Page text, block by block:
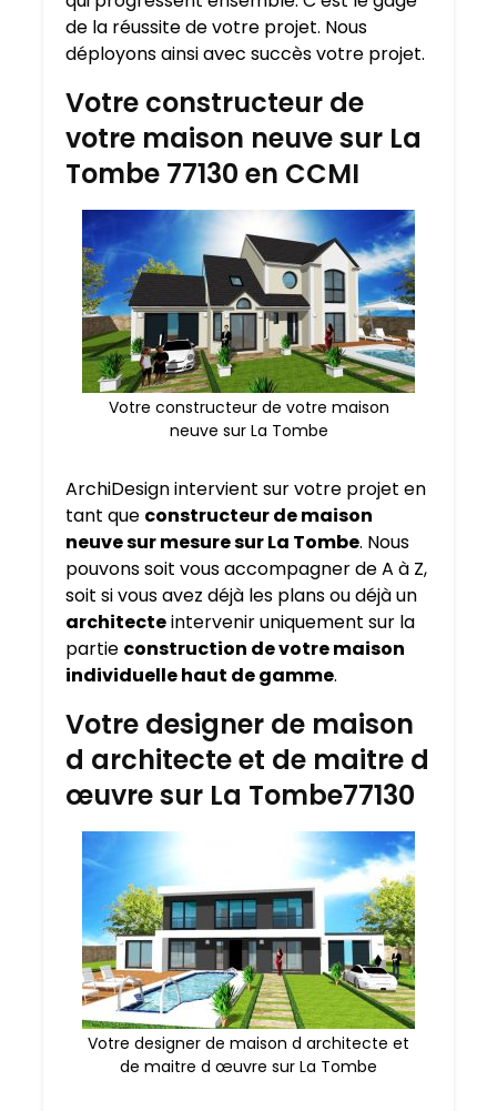
de la réussite de votre projet. Nous
déployons ainsi avec succès votre projet.
Votre constructeur de
votre maison neuve sur La
Tombe 77130 en CCMI
Votre constructeur de votre maison
neuve sur La Tombe
ArchiDesign intervient sur votre projet en
tant que constructeur de maison
neuve sur mesure surLa Tombe. Nous
pouvons soit vous accompagner de A à Z,
soit si vous avez déjà les plans ou déjà un
architecteintervenir uniquement sur la
partie construction de votre maison
individuelle haut de gamme.
Votre designer de maison
d architecte et de maitre d
œuvre sur La Tombe77130
Votre designer de maison d architecte et
de maitre d œuvre sur La Tombe